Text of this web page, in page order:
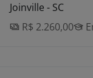
Joinville - SC
R$ 2.260,00